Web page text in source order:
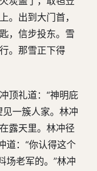
。出到大门首，
，信步投东。雪
。那雪正下得
顶礼道：“神明庇
一簇人家。林冲
露天里。林冲径
道：“你认得这个
场老军的。”林冲